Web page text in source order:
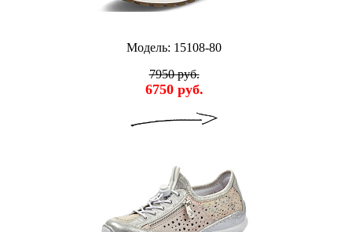
Модель: 15108-80
7950 руб.
6750 руб.